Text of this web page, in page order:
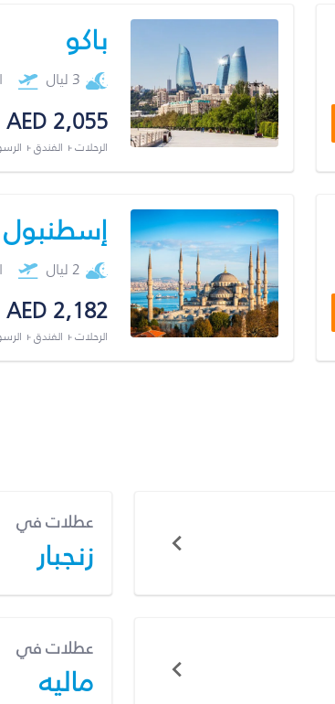
باكو
3 ليال
AED 2,055
الرحلات + الفندق +
إسطنبول
2 ليال
AED 2,182
الرحلات + الفندق +
عطلات في
زنجبار
عطلات في
ماليه